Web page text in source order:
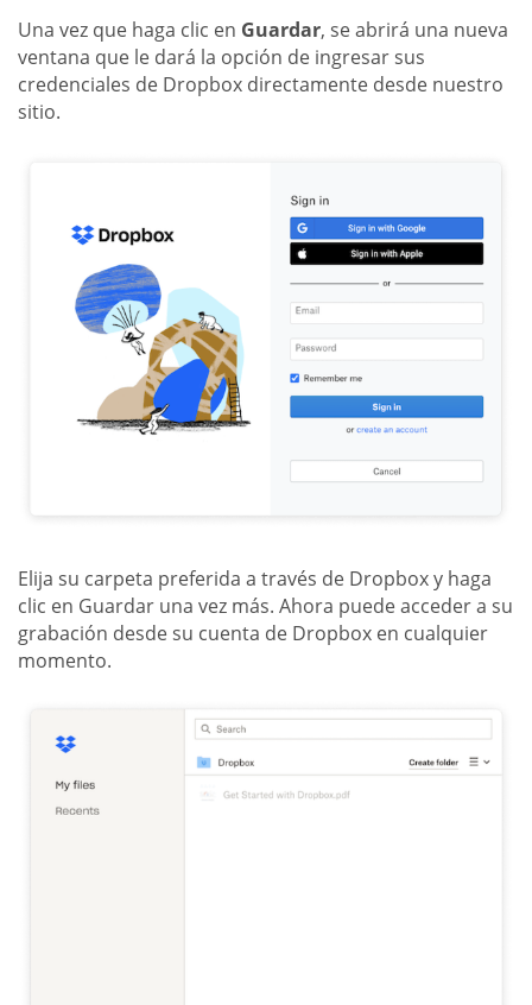
Una vez que haga clic en Guardar, se abrirá una nueva
ventana que le dará la opción de ingresar sus
credenciales de Dropbox directamente desde nuestro
sitio.
Elija su carpeta preferida a través de Dropbox y haga
clic en Guardar una vez más. Ahora puede acceder a su
grabación desde su cuenta de Dropbox en cualquier
momento.